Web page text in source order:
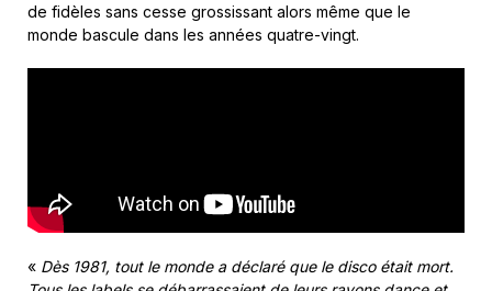
de fidèles sans cesse grossissant alors même que le
monde bascule dans les années quatre-vingt.
« Dès 1981, tout le monde a déclaré que le disco était mort.